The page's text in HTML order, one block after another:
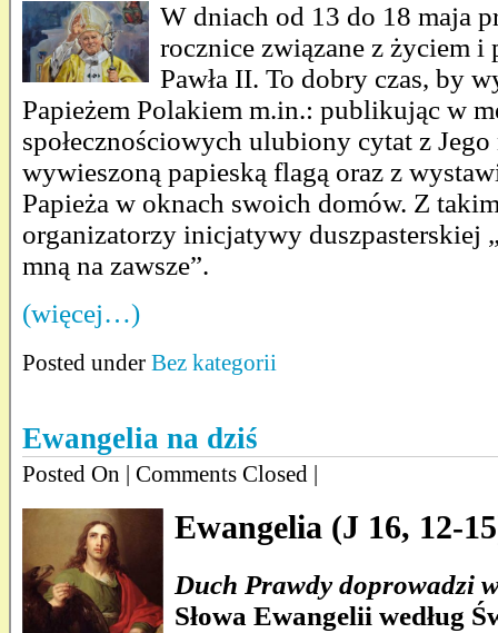
W dniach od 13 do 18 maja
rocznice związane z życiem i
Pawła II. To dobry czas, by
Papieżem Polakiem m.in.: publikując w
społecznościowych ulubiony cytat z
wywieszoną papieską flagą oraz z
Papieża w oknach swoich domów. Z
organizatorzy inicjatywy duszpasterskiej
mną na zawsze”.
(więcej…)
Posted under Bez kategorii
Ewangelia na dziś
Posted On | Comments Closed |
Ewangelia (J 16, 12-
Duch Prawdy doprowadzi
Słowa Ewangelii według